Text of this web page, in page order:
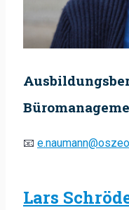
📧
Lars